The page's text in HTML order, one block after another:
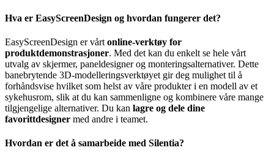
Hva er EasyScreenDesign og hvordan fungerer det?
EasyScreenDesign er vårt online-verktøy for
produktdemonstrasjoner. Med det kan du enkelt se hele vårt
utvalg av skjermer, paneldesigner og monteringsalternativer. Dette
banebrytende 3D-modelleringsverktøyet gir deg mulighet til å
forhåndsvise hvilket som helst av våre produkter i en modell av et
sykehusrom, slik at du kan sammenligne og kombinere våre mange
tilgjengelige alternativer. Du kan lagre og dele dine
favorittdesigner med andre i teamet.
Hvordan er det å samarbeide med Silentia?